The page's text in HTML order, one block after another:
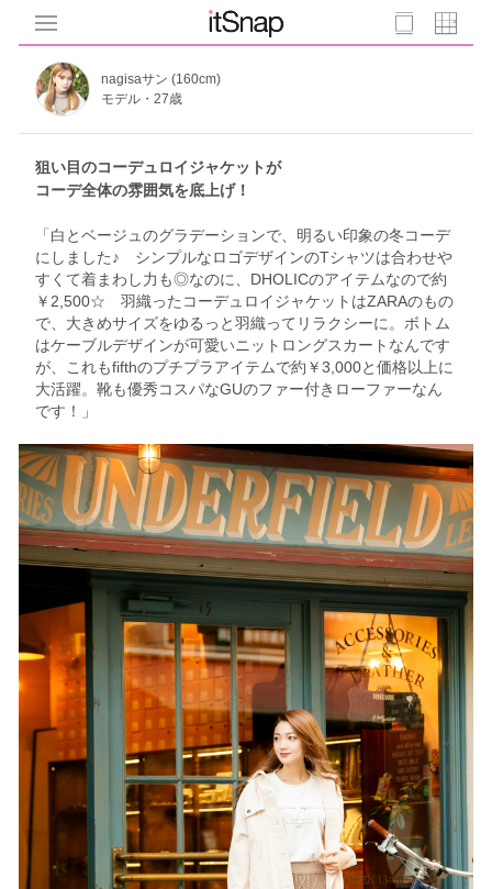
nagisaサン (160cm)
モデル・27歳
狙い目のコーデュロイジャケットが
コーデ全体の雰囲気を底上げ！
「白とベージュのグラデーションで、明るい印象の冬コーデ
にしました♪ シンプルなロゴデザインのTシャツは合わせや
すくて着まわし力も◎なのに、DHOLICのアイテムなので約
￥2,500☆ 羽織ったコーデュロイジャケットはZARAのもの
で、大きめサイズをゆるっと羽織ってリラクシーに。ボトム
はケーブルデザインが可愛いニットロングスカートなんです
が、これもfifthのプチプラアイテムで約￥3,000と価格以上に
大活躍。靴も優秀コスパなGUのファー付きローファーなん
です！」